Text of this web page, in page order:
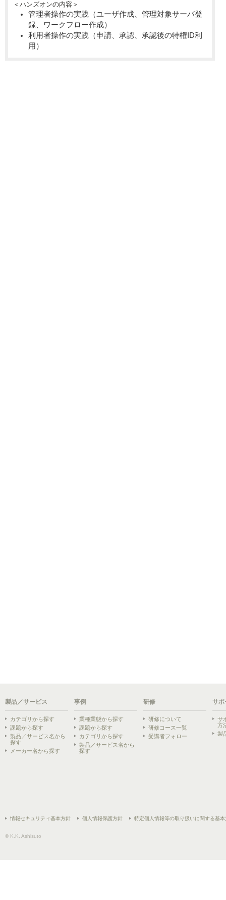
＜ハンズオンの内容＞
管理者操作の実践（ユーザ作成、管理対象サーバ登
録、ワークフロー作成）
利用者操作の実践（申請、承認、承認後の特権ID利
用）
製品／サービス
カテゴリから探す
課題から探す
製品／サービス名から
探す
メーカー名から探す
事例
業種業態から探す
課題から探す
カテゴリから探す
製品／サービス名から
探す
研修
研修について
研修コース一覧
受講者フォロー
サポ
サ
方
製
情報セキュリティ基本方針 個人情報保護方針 特定個人情報等の取り扱いに関する基本
© K.K. Ashisuto